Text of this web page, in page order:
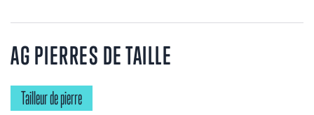
AG PIERRES DE TAILLE
Tailleur de pierre